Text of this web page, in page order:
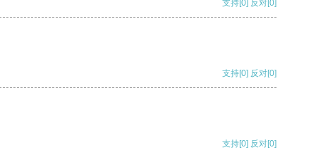
支持[0] 反对[0]
支持[0] 反对[0]
支持[0] 反对[0]